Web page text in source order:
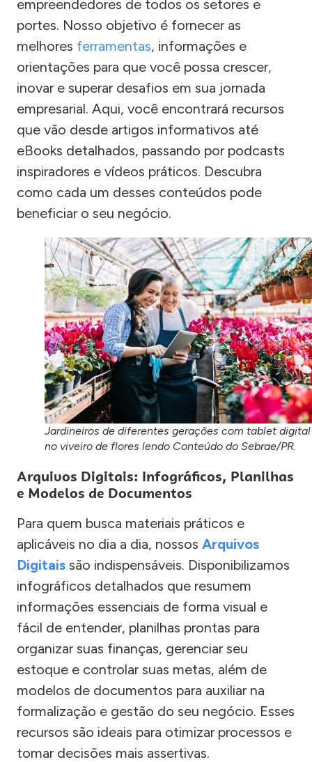
empreendedores de todos os setores e
portes. Nosso objetivo é fornecer as
melhores ferramentas, informações e
orientações para que você possa crescer,
inovar e superar desafios em sua jornada
empresarial. Aqui, você encontrará recursos
que vão desde artigos informativos até
eBooks detalhados, passando por podcasts
inspiradores e vídeos práticos. Descubra
como cada um desses conteúdos pode
beneficiar o seu negócio.
Jardineiros de diferentes gerações com tablet digital
no viveiro de flores lendo Conteúdo do Sebrae/PR.
Arquivos Digitais: Infográficos, Planilhas
e Modelos de Documentos
Para quem busca materiais práticos e
aplicáveis no dia a dia, nossos Arquivos
Digitais são indispensáveis. Disponibilizamos
infográficos detalhados que resumem
informações essenciais de forma visual e
fácil de entender, planilhas prontas para
organizar suas finanças, gerenciar seu
estoque e controlar suas metas, além de
modelos de documentos para auxiliar na
formalização e gestão do seu negócio. Esses
recursos são ideais para otimizar processos e
tomar decisões mais assertivas.